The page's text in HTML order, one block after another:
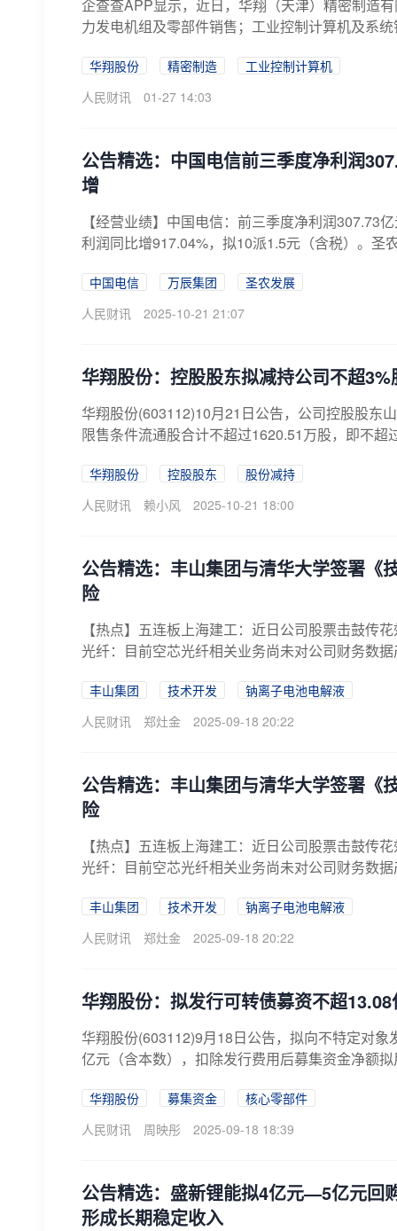
企查查APP显示，近日，华翔（天津）精密制造
力发电机组及零部件销售；工业控制计算机及系
华翔股份 精密制造
工业控制计算机
人民财讯
01-27 14:03
公告精选：中国电信前三季度净利润
增
【经营业绩】中国电信：前三季度净利润307.73
利润同比增917.04%，拟10派1.5元（含税）。圣
中国电信 万辰集团
圣农发展
人民财讯
2025-10-21 21:07
华翔股份：控股股东拟减持公司不超3%
华翔股份(603112)10月21日公告，公司控股股东
限售条件流通股合计不超过1620.51万股，即不超
华翔股份 控股股东
股份减持
人民财讯
赖小风 2025-10-21 18:00
公告精选：丰山集团与清华大学签署《
险
【热点】五连板上海建工：近日公司股票击鼓传
光纤：目前空芯光纤相关业务尚未对公司财务数
丰山集团 技术开发
钠离子电池电解液
人民财讯
郑灶金 2025-09-18 20:22
公告精选：丰山集团与清华大学签署《
险
【热点】五连板上海建工：近日公司股票击鼓传
光纤：目前空芯光纤相关业务尚未对公司财务数
丰山集团 技术开发
钠离子电池电解液
人民财讯
郑灶金 2025-09-18 20:22
华翔股份：拟发行可转债募资不超
华翔股份(603112)9月18日公告，拟向不特定对
亿元（含本数），扣除发行费用后募集资金净额
华翔股份 募集资金
核心零部件
人民财讯
周映彤 2025-09-18 18:39
公告精选：盛新锂能拟4亿元—5亿元回
形成长期稳定收入